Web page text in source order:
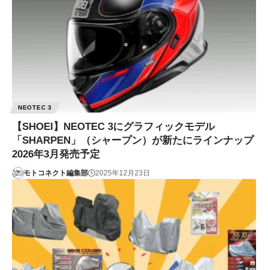
NEOTEC 3
【SHOEI】NEOTEC 3にグラフィックモデル
「SHARPEN」（シャープン）が新たにラインナップ
2026年3月発売予定
モトコネクト編集部 2025年12月23日